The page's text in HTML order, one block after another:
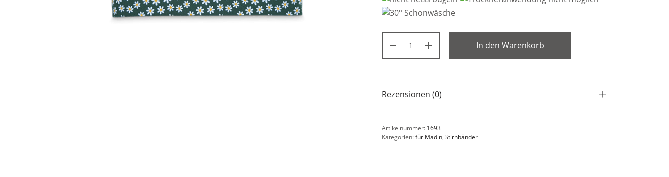
In den Warenkorb
Rezensionen (0)
Artikelnummer: 1693
Kategorien:für Madln, Stirnbänder